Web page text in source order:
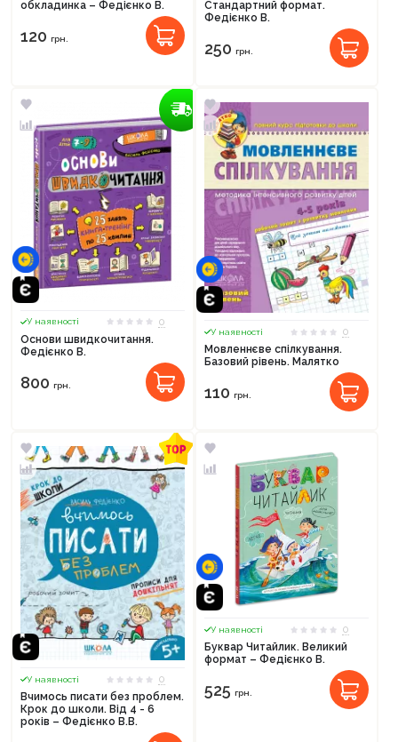
обкладинка – Федієнко В.
120 грн.
Стандартний формат.
Федієнко В.
250 грн.
У наявності
0
Основи швидкочитання.
Федієнко В.
800 грн.
У наявності
0
Мовленнєве спілкування.
Базовий рівень. Малятко
110 грн.
У наявності
0
Вчимось писати без проблем.
Крок до школи. Від 4 - 6
років – Федієнко В.В.
У наявності
0
Буквар Читайлик. Великий
формат – Федієнко В.
525 грн.